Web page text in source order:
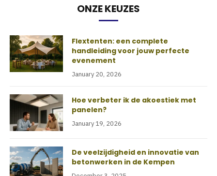
ONZE KEUZES
Flextenten: een complete
handleiding voor jouw perfecte
evenement
January 20, 2026
Hoe verbeter ik de akoestiek met
panelen?
January 19, 2026
De veelzijdigheid en innovatie van
betonwerken in de Kempen